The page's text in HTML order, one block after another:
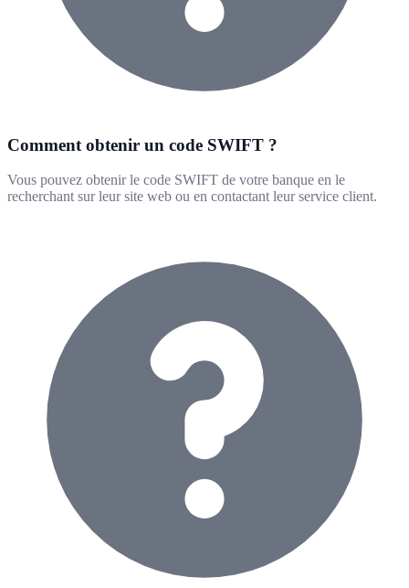
Comment obtenir un code SWIFT ?
Vous pouvez obtenir le code SWIFT de votre banque en le
recherchant sur leur site web ou en contactant leur service client.